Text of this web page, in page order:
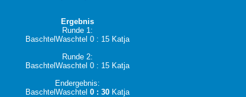
Ergebnis
Runde 1:
BaschtelWaschtel 0 : 15 Katja
Runde 2:
BaschtelWaschtel 0 : 15 Katja
Endergebnis:
BaschtelWaschtel0 : 30 Katja